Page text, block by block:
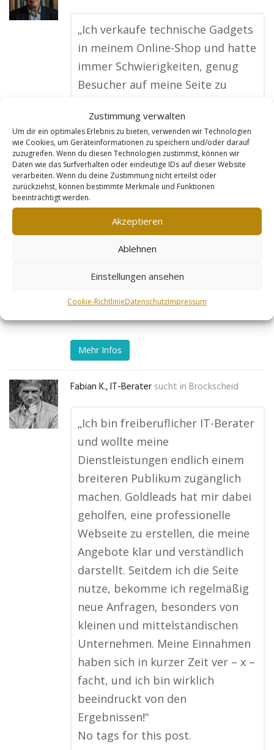
Zustimmung verwalten
Um dir ein optimales Erlebnis zu bieten, verwenden wir Technologien
wie Cookies, um Geräteinformationen zu speichern und/oder darauf
zuzugreifen. Wenn du diesen Technologien zustimmst, können wir
Daten wie das Surfverhalten oder eindeutige IDs auf dieser Website
verarbeiten. Wenn du deine Zustimmung nicht erteilst oder
zurückziehst, können bestimmte Merkmale und Funktionen
beeinträchtigt werden.
Akzeptieren
Ablehnen
Einstellungen ansehen
Cookie-RichtlinieDatenschutzImpressum
„Ich verkaufe technische Gadgets
in meinem Online-Shop und hatte
immer Schwierigkeiten, genug
Besucher auf meine Seite zu
Webseite hat sich das geändert.
Jedes Produkt wurde einzeln
optimiert, und die Seite wird jetzt
viel besser bei Google gefunden.
Mein Umsatz ist in wenigen
ich habe sogar internationale
Kunden gewonnen. Goldleads war
No tags for this post.
Mehr Infos
Fabian K., IT-Berater sucht in Brockscheid
„Ich bin freiberuflicher IT-Berater
und wollte meine
Dienstleistungen endlich einem
breiteren Publikum zugänglich
machen. Goldleads hat mir dabei
geholfen, eine professionelle
Webseite zu erstellen, die meine
Angebote klar und verständlich
darstellt. Seitdem ich die Seite
nutze, bekomme ich regelmäßig
neue Anfragen, besonders von
kleinen und mittelständischen
Unternehmen. Meine Einnahmen
haben sich in kurzer Zeit ver – x –
facht, und ich bin wirklich
beeindruckt von den
Ergebnissen!“
No tags for this post.